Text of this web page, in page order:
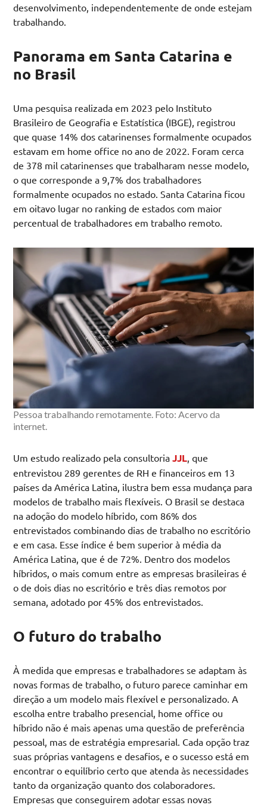
desenvolvimento, independentemente de onde estejam
trabalhando.
Panorama em Santa Catarina e
no Brasil
Uma pesquisa realizada em 2023 pelo Instituto
Brasileiro de Geografia e Estatística (IBGE), registrou
que quase 14% dos catarinenses formalmente ocupados
estavam em home office no ano de 2022. Foram cerca
de 378 mil catarinenses que trabalharam nesse modelo,
o que corresponde a 9,7% dos trabalhadores
formalmente ocupados no estado. Santa Catarina ficou
em oitavo lugar no ranking de estados com maior
percentual de trabalhadores em trabalho remoto.
Pessoa trabalhando remotamente. Foto: Acervo da
internet.
Um estudo realizado pela consultoria JJL , que
entrevistou 289 gerentes de RH e financeiros em 13
países da América Latina, ilustra bem essa mudança para
modelos de trabalho mais flexíveis. O Brasil se destaca
na adoção do modelo híbrido, com 86% dos
entrevistados combinando dias de trabalho no escritório
e em casa. Esse índice é bem superior à média da
América Latina, que é de 72%. Dentro dos modelos
híbridos, o mais comum entre as empresas brasileiras é
o de dois dias no escritório e três dias remotos por
semana, adotado por 45% dos entrevistados.
O futuro do trabalho
À medida que empresas e trabalhadores se adaptam às
novas formas de trabalho, o futuro parece caminhar em
direção a um modelo mais flexível e personalizado. A
escolha entre trabalho presencial, home office ou
híbrido não é mais apenas uma questão de preferência
pessoal, mas de estratégia empresarial. Cada opção traz
suas próprias vantagens e desafios, e o sucesso está em
encontrar o equilíbrio certo que atenda às necessidades
tanto da organização quanto dos colaboradores.
Empresas que conseguirem adotar essas novas